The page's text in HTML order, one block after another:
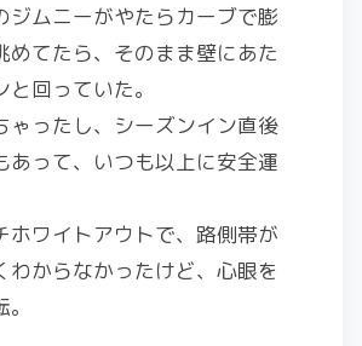
ジムニーがやたらカーブで膨
めてたら、そのまま壁にあた
回っていた。
ゃったし、シーズンイン直後
あって、いつも以上に安全運
ホワイトアウトで、路側帯が
わからなかったけど、心眼を